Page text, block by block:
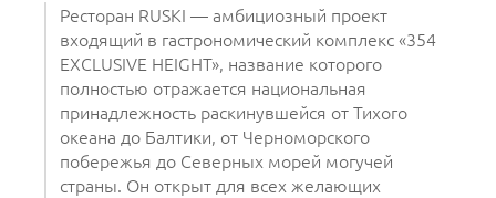
Ресторан RUSKI — амбициозный проект
входящий в гастрономический комплекс «354
EXCLUSIVE HEIGHT», название которого
полностью отражается национальная
принадлежность раскинувшейся от Тихого
океана до Балтики, от Черноморского
побережья до Северных морей могучей
страны. Он открыт для всех желающих